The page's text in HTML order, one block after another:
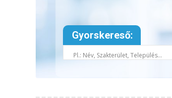
Gyorskereső: